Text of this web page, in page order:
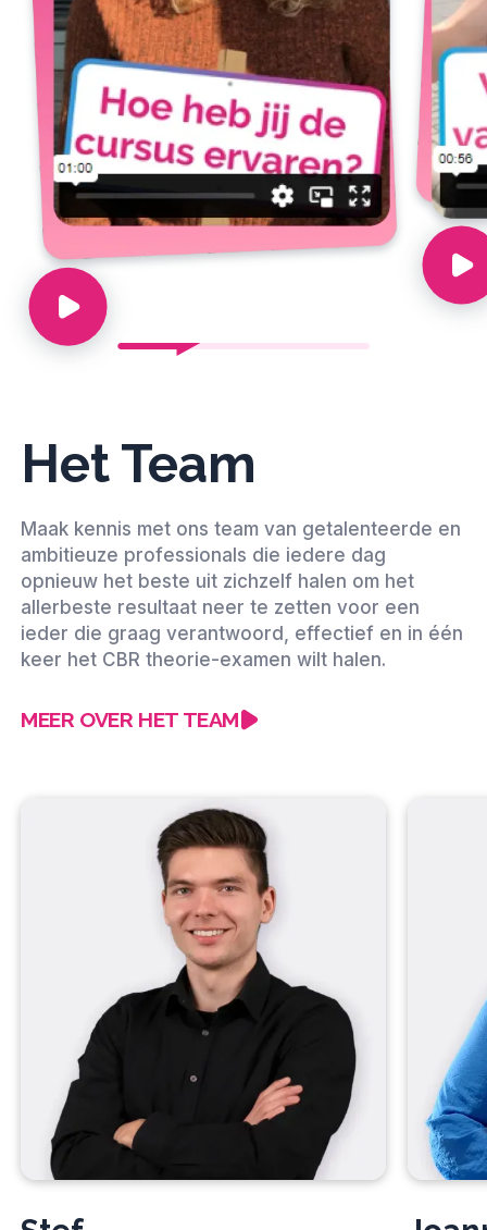
Het Team
Maak kennis met ons team van getalenteerde en
ambitieuze professionals die iedere dag
opnieuw het beste uit zichzelf halen om het
allerbeste resultaat neer te zetten voor een
ieder die graag verantwoord, effectief en in één
keer het CBR theorie-examen wilt halen.
MEER OVER HET TEAM